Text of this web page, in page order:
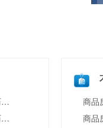
实施中等及中等以下学历教育、学前教育、自学考试助学及其他文化教育的学校设立审批
实施中等及中等以下学历教育、学前教育、自学考试助学及其他文化教育的学校终止审批
商品
商品